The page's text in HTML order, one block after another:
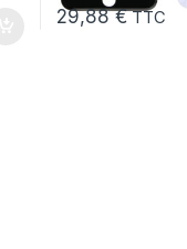
29,88€ TTC